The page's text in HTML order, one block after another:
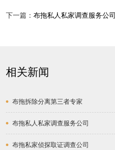
下一篇： 布拖私人私家调查服务公司
相关新闻
布拖拆除分离第三者专家
布拖私人私家调查服务公司
布拖私家侦探取证调查公司